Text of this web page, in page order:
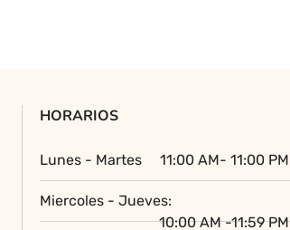
la
página
HORARIOS
Lunes - Martes 11:00 AM- 11:00 PM
Miercoles - Jueves:
10:00 AM -11:59 PM